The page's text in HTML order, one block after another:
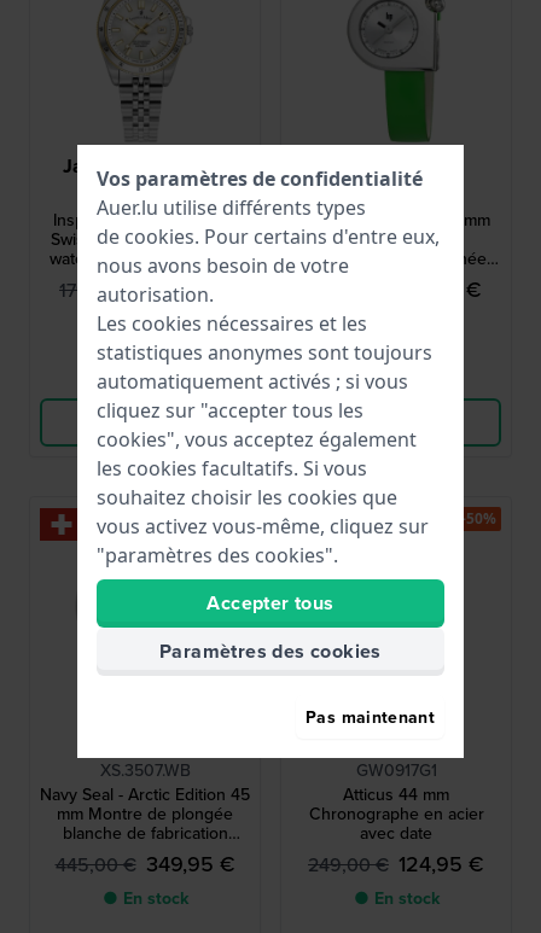
Jacques du Manoir
JWL05002
Inspiration Active 33 mm
Swiss made ladies quartz
watch with date and MOP
dial
179,00 € 124,95 €
● En stock
Comparer
Voir les produits
LIP
MACH 2000 Mini 30 mm
Montre à quartz
emblématique des années
1970 avec boîtier124,95 €
● En stock
Comparer
Voir les produits
XS.3507.WB
Navy Seal - Arctic Edition 45
mm Montre de plongée
blanche de fabrication
suisse avec boîtier
composé en fibre de verre
445,00 € 349,95 €
● En stock
-20%
GW0917G1
Atticus 44 mm
Chronographe en acier
avec date
249,00 € 124,95 €
● En stock
-50%
Vos paramètres de confidentialité
Auer.lu utilise différents types
de cookies. Pour certains d'entre eux,
nous avons besoin de votre
autorisation.
Les cookies nécessaires et les
statistiques anonymes sont toujours
automatiquement activés ; si vous
cliquez sur "accepter tous les
cookies", vous acceptez également
les cookies facultatifs. Si vous
souhaitez choisir les cookies que
vous activez vous-même, cliquez sur
"paramètres des cookies".
Accepter tous
Paramètres des cookies
Pas maintenant